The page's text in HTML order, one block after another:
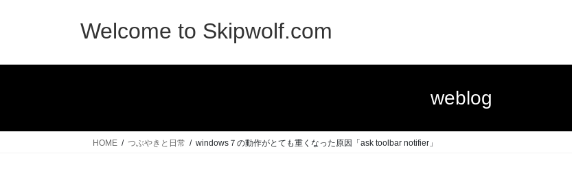
Welcome to Skipwolf.com
weblog
HOME つぶやきと日常 windows７の動作がとても重くなった原因「ask toolbar notifier」